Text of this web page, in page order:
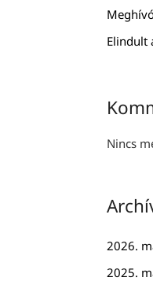
Elindult
Nincs
2026.
2025.